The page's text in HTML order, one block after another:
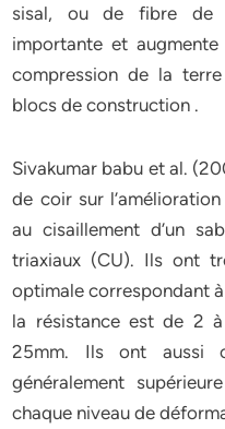
sisal, ou de fibre de
importante et
compression de la
blocs de construction .
Sivakumar babu et al.
de coir sur
au cisaillement d’un
triaxiaux (CU). Ils ont
optimale correspondant
la résistance est de 2
25mm. Ils ont aussi
généralement
chaque niveau de